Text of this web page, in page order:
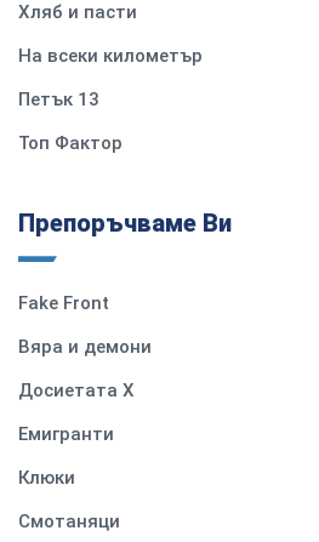
Хляб и пасти
На всеки километър
Петък 13
Топ Фактор
Препоръчваме Ви
Fake Front
Вяра и демони
Досиетата Х
Емигранти
Клюки
Смотаняци